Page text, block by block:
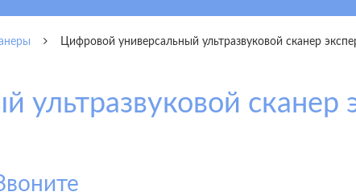
Цифровой универсальный ультразвуковой сканер